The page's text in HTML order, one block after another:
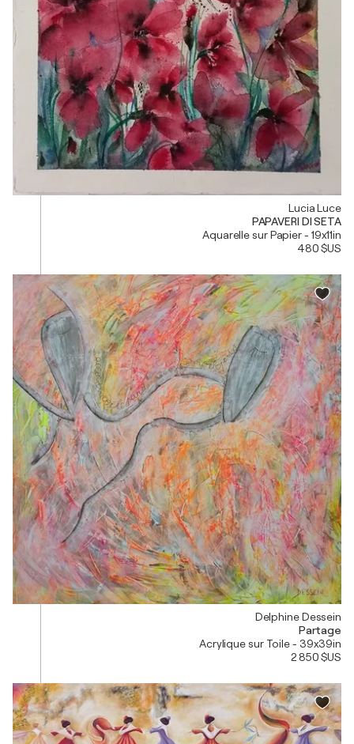
Lucia Luce
PAPAVERI DI SETA
Aquarelle sur Papier - 19x11in
480 $US
Delphine Dessein
Partage
Acrylique sur Toile - 39x39in
2 850 $US